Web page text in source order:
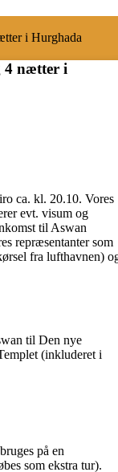
i Hurghada
4 nætter i
ca. kl. 20.10. Vores
evt. visum og
til Aswan
repræsentanter som
fra lufthavnen)
til Den nye
(inkluderet i
på en
som ekstra tur).